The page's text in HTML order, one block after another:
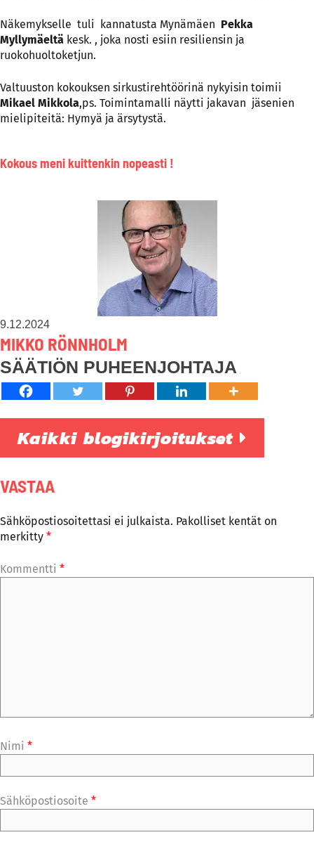
Näkemykselle tuli kannatusta Mynämäen Pekka
Myllymäeltä kesk. , joka nosti esiin resiliensin ja
ruokohuoltoketjun.
Valtuuston kokouksen sirkustirehtöörinä nykyisin toimii
Mikael Mikkola,ps. Toimintamalli näytti jakavan jäsenien
mielipiteitä: Hymyä ja ärsytystä.
Kokous meni kuittenkin nopeasti !
9.12.2024
MIKKO RÖNNHOLM
SÄÄTIÖN PUHEENJOHTAJA
Kaikki blogikirjoitukset
VASTAA
Sähköpostiosoitettasi ei julkaista. Pakolliset kentät on
merkitty *
Kommentti *
Nimi *
Sähköpostiosoite *